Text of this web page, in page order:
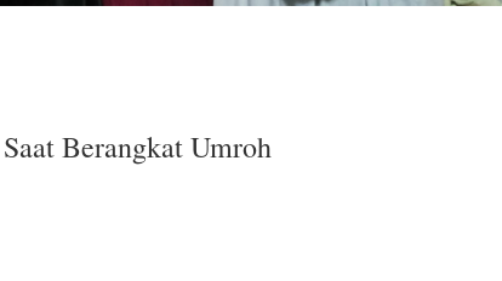
Berangkat Umroh